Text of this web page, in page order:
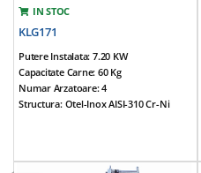
IN STOC
KLG171
Putere Instalata: 7.20 KW
Capacitate Carne: 60 Kg
Numar Arzatoare: 4
Structura: Otel-Inox AISI-310 Cr-Ni
Sticla Termorezistenta ROBAX